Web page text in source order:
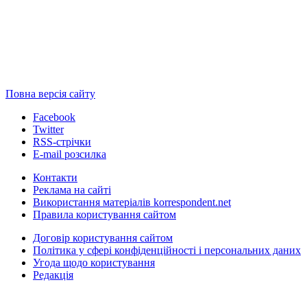
Повна версія сайту
Facebook
Twitter
RSS-стрічки
E-mail розсилка
Контакти
Реклама на сайті
Використання матеріалів korrespondent.net
Правила користування сайтом
Договір користування сайтом
Політика у сфері конфіденційності і персональних даних
Угода щодо користування
Редакція